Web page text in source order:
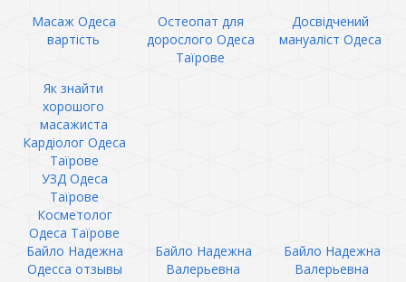
Масаж Одеса
вартість
Остеопат для
дорослого Одеса
Таїрове
Досвідчений
мануаліст Одеса
Як знайти
хорошого
масажиста
Кардіолог Одеса
Таїрове
УЗД Одеса
Таїрове
Косметолог
Одеса Таїрове
Байло Надежна
Одесса отзывы
Байло Надежна
Валерьевна
Байло Надежна
Валерьевна